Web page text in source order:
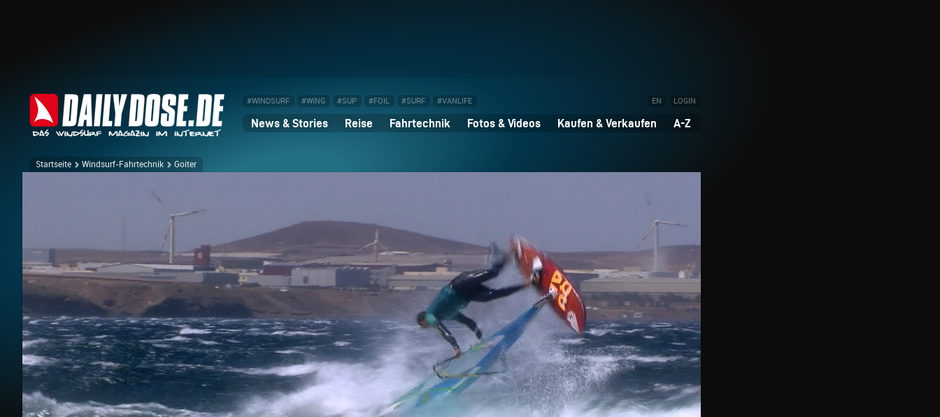
#WINDSURF #WING #SUP #FOIL #SURF #VANLIFE EN LOGIN
News & Stories Reise Fahrtechnik Fotos & Videos Kaufen & Verkaufen A-Z
Startseite Windsurf-Fahrtechnik Goiter